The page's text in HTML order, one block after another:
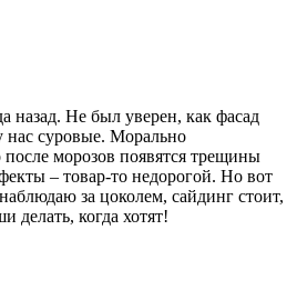
назад. Не был уверен, как фасад
нас суровые. Морально
после морозов появятся трещины
– товар-то недорогой. Но вот
за цоколем, сайдинг стоит,
когда хотят!